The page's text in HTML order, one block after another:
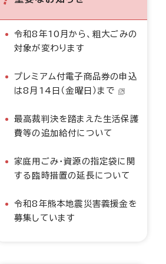
令和8年10月から、粗大ごみの
対象が変わります
プレミアム付電子商品券の申込
は8月14日（金曜日）まで
最高裁判決を踏まえた生活保護
費等の追加給付について
家庭用ごみ・資源の指定袋に関
する臨時措置の延長について
令和8年熊本地震災害義援金を
募集しています